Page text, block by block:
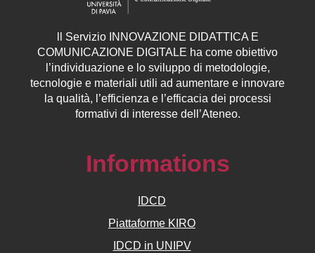
Servizio INNOVAZIONE DIDATTICA E
COMUNICAZIONE DIGITALE ha come obiettivo
l’individuazione e lo sviluppo di metodologie,
tecnologie e materiali utili ad aumentare e innovare
la qualità, l’efficienza e l’efficacia dei processi
formativi di interesse dell’Ateneo.
Informations
IDCD
Piattaforme KIRO
IDCD in UNIPV